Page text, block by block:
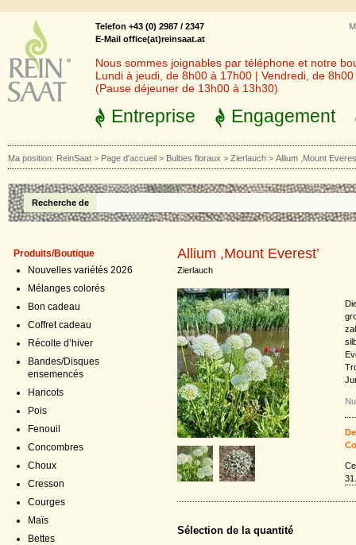
Telefon +43 (0) 2987 / 2347
E-Mail office(at)reinsaat.at
Nous sommes joignables par téléphone et notre
Lundi à jeudi, de 8h00 à 17h00 | Vendredi, de
(Pause déjeuner de 13h00 à 13h30)
Entreprise Engagement
Ma position: ReinSaat > Page d'accueil > Bulbes floraux > Zierlauch > Allium ,Mount
Recherche de
Produits/Boutique
Nouvelles variétés 2026
Mélanges colorés
Bon cadeau
Coffret cadeau
Récolte d’hiver
Bandes/Disques
ensemencés
Haricots
Pois
Fenouil
Concombres
Choux
Cresson
Courges
Maïs
Bettes
Allium ,Mount Everest’
Zierlauch
Sélection de la quantité